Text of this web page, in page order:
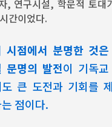
, 연구시설, 학문적 토대
간이었다.
시점에서 분명한 것은
문명의 발전이 기독
도 큰 도전과 기회를
점이다.